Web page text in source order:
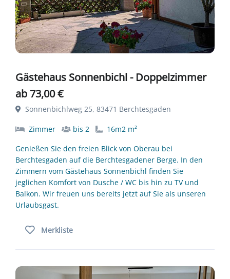
Gästehaus Sonnenbichl - Doppelzimmer
ab 73,00 €
Sonnenbichlweg 25, 83471 Berchtesgaden
Zimmer bis 2
16m2 m²
Genießen Sie den freien Blick von Oberau bei
Berchtesgaden auf die Berchtesgadener Berge. In den
Zimmern vom Gästehaus Sonnenbichl finden Sie
jeglichen Komfort von Dusche / WC bis hin zu TV und
Balkon. Wir freuen uns bereits jetzt auf Sie als unseren
Urlaubsgast.
Merkliste